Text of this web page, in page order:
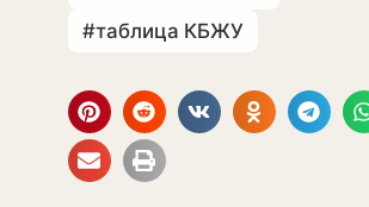
#таблица КБЖУ